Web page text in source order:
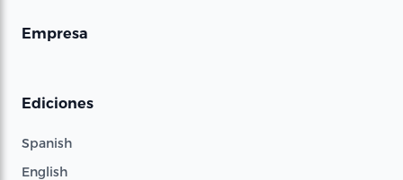
Empresa
Ediciones
Spanish
English